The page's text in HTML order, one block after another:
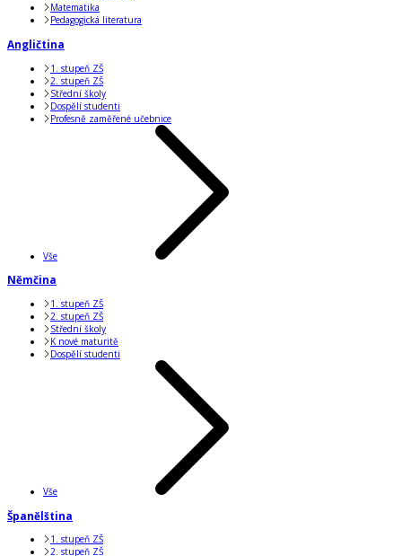
Matematika
Pedagogická literatura
Angličtina
1. stupeň ZŠ
2. stupeň ZŠ
Střední školy
Dospělí studenti
Profesně zaměřené učebnice
Vše
Němčina
1. stupeň ZŠ
2. stupeň ZŠ
Střední školy
K nové maturitě
Dospělí studenti
Vše
Španělština
1. stupeň ZŠ
2. stupeň ZŠ